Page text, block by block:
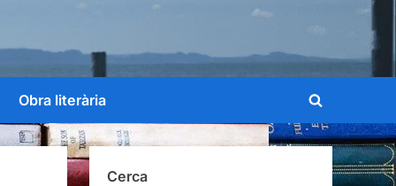
Obra literària
Toggle
search
form
Cerca